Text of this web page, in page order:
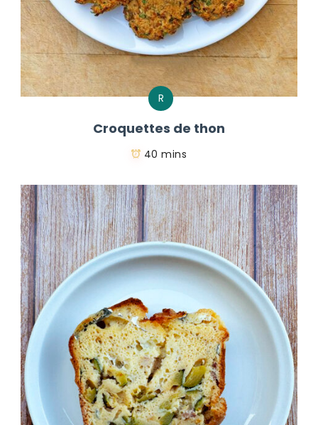
R
Croquettes de thon
40 mins